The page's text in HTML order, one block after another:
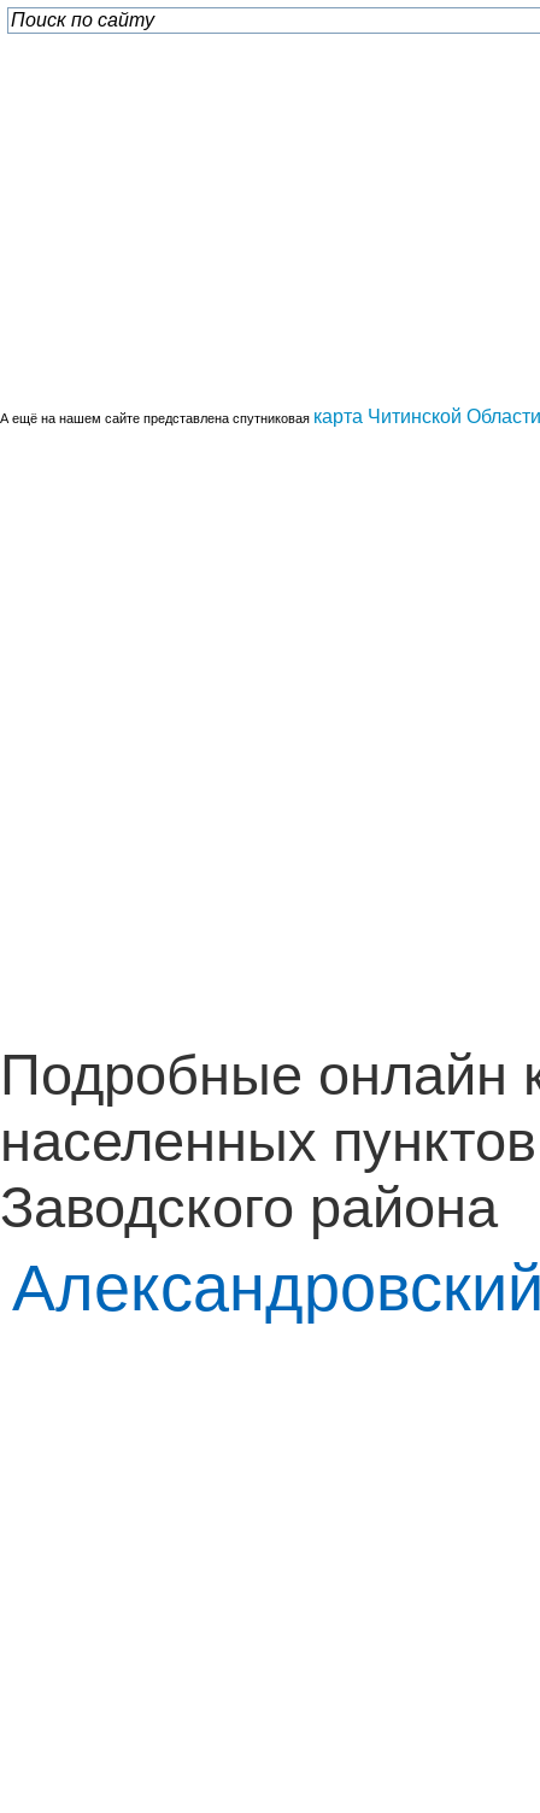
А ещё на нашем сайте представлена спутниковая карта Читинской Области
Подробные онлайн
населенных
Заводского района